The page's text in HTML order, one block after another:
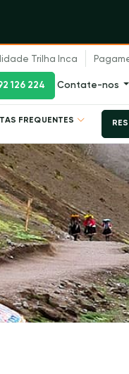
Trilha Inca
126 224 Contate-nos
FREQUENTES